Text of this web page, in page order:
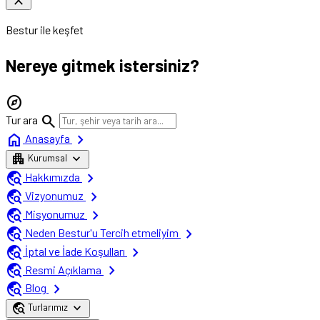
Bestur ile keşfet
Nereye gitmek istersiniz?
explore
Tur ara search
home Anasayfa chevron_right
apartment Kurumsal expand_more
travel_explore Hakkımızda
chevron_right
travel_explore Vizyonumuz
chevron_right
travel_explore Misyonumuz
chevron_right
travel_explore Neden Bestur'u Tercih etmeliyim
chevron_right
travel_explore İptal ve İade Koşulları
chevron_right
travel_explore Resmi Açıklama
chevron_right
travel_explore Blog chevron_right
travel_explore Turlarımız expand_more